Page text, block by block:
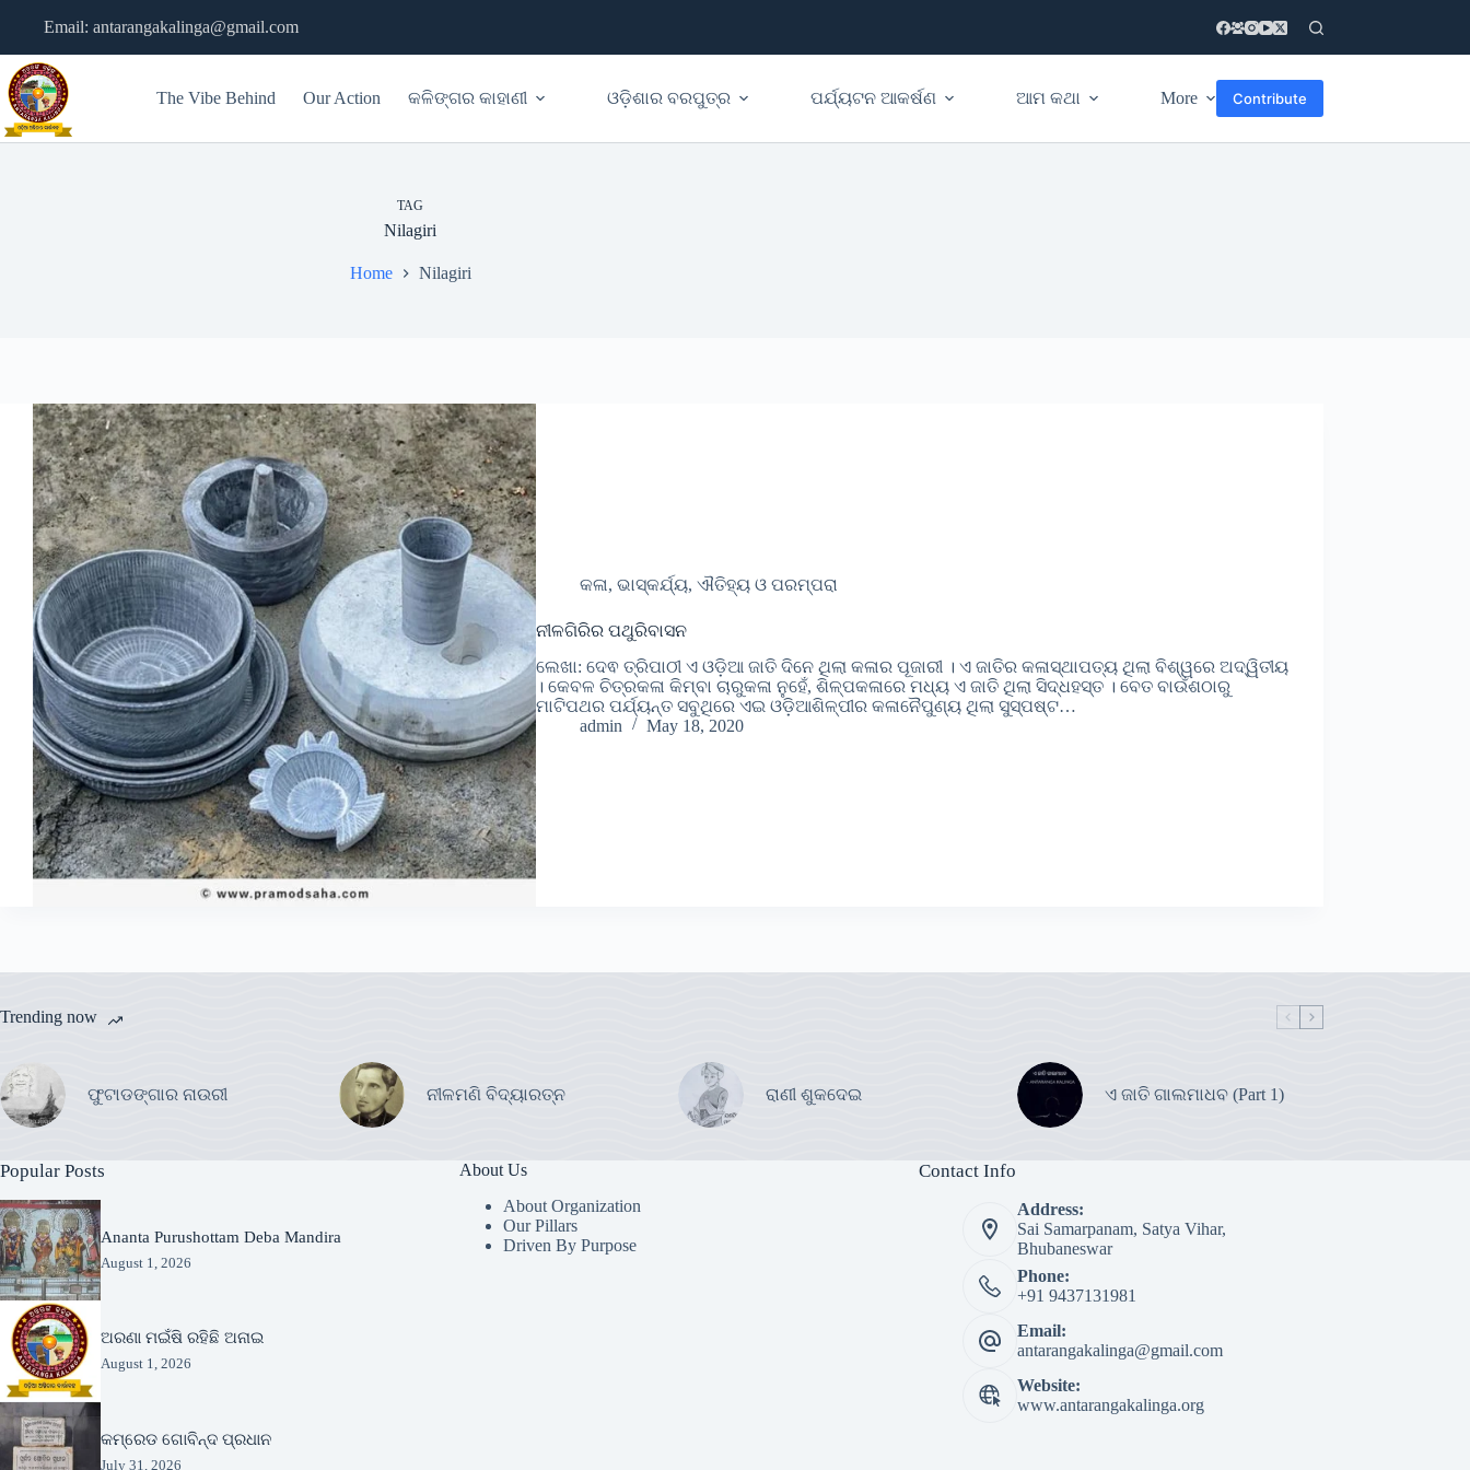
Email: antarangakalinga@gmail.com
The Vibe Behind Our Action କଳିଙ୍ଗର କାହାଣୀ ଓଡ଼ିଶାର ବରପୁତ୍ର ପର୍ଯ୍ୟଟନ ଆକର୍ଷଣ ଆମ କଥା More Contribute
TAG
Nilagiri
Home Nilagiri
କଳା, ଭାସ୍କର୍ଯ୍ୟ, ଐତିହ୍ୟ ଓ ପରମ୍ପରା
ନୀଳଗିରିର ପଥୁରିବାସନ
ଲେଖା: ଦେଵ ତ୍ରିପାଠୀ ଏ ଓଡ଼ିଆ ଜାତି ଦିନେ ଥିଲା କଳାର ପୂଜାରୀ । ଏ ଜାତିର କଳାସ୍ଥାପତ୍ୟ ଥିଲା ବିଶ୍ୱରେ ଅଦ୍ୱିତୀୟ
। କେବଳ ଚିତ୍ରକଳା କିମ୍ବା ଚାରୁକଳା ନୁହେଁ, ଶିଳ୍ପକଳାରେ ମଧ୍ୟ ଏ ଜାତି ଥିଲା ସିଦ୍ଧହସ୍ତ । ବେତ ବାଉଁଶଠାରୁ
ମାଟିପଥର ପର୍ଯ୍ୟନ୍ତ ସବୁଥିରେ ଏଇ ଓଡ଼ିଆଶିଳ୍ପୀର କଳାନୈପୁଣ୍ୟ ଥିଲା ସୁସ୍ପଷ୍ଟ…
admin
May 18, 2020
Trending now
ଫୁଟାଡଙ୍ଗାର ନାଉରୀ ନୀଳମଣି ବିଦ୍ୟାରତ୍ନ ରାଣୀ ଶୁକଦେଇ ଏ ଜାତି ଗାଲମାଧବ (Part 1)
Popular Posts
Ananta Purushottam Deba Mandira
August 1, 2026
ଅରଣା ମଇଁଷି ରହିଛି ଅନାଇ
August 1, 2026
କମ୍ରେଡ ଗୋବିନ୍ଦ ପ୍ରଧାନ
July 31, 2026
About Us
About Organization
Our Pillars
Driven By Purpose​
Contact Info
Address:
Sai Samarpanam, Satya Vihar,
Bhubaneswar
Phone:
+91 9437131981
Email:
antarangakalinga@gmail.com
Website:
www.antarangakalinga.org